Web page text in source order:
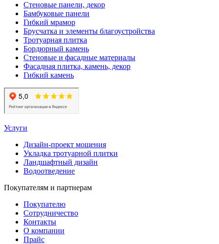
Стеновые панели, декор
Бамбуковые панели
Гибкий мрамор
Брусчатка и элементы благоустройства
Тротуарная плитка
Бордюрный камень
Стеновые и фасадные материалы
Фасадная плитка, камень, декор
Гибкий камень
Услуги
Дизайн-проект мощения
Укладка тротуарной плитки
Ландшафтный дизайн
Водоотведение
Покупателям и партнерам
Покупателю
Сотрудничество
Контакты
О компании
Прайс